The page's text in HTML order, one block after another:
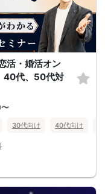
活・婚活オン
40代、50代対
30代向け 40代向け